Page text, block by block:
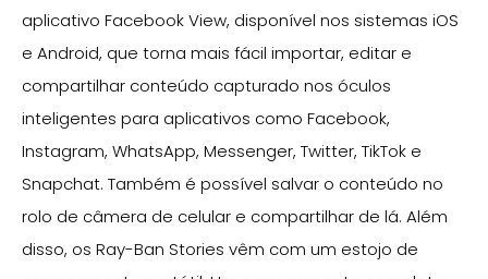
aplicativo Facebook View, disponível nos sistemas iOS
e Android, que torna mais fácil importar, editar e
compartilhar conteúdo capturado nos óculos
inteligentes para aplicativos como Facebook,
Instagram, WhatsApp, Messenger, Twitter, TikTok e
Snapchat. Também é possível salvar o conteúdo no
rolo de câmera de celular e compartilhar de lá. Além
disso, os Ray-Ban Stories vêm com um estojo de